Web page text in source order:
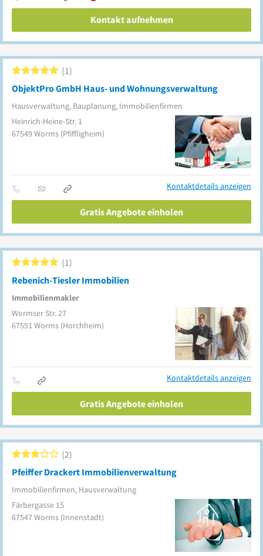
Kontakt aufnehmen
ObjektPro GmbH Haus- und Wohnungsverwaltung
Hausverwaltung, Bauplanung, Immobilienfirmen
1
Heinrich-Heine-Str. 1
67549Worms (Pfiffligheim)
Kontaktdetails anzeigen
Gratis Angebote einholen
Rebenich-Tiesler Immobilien
Immobilienmakler
1
Wormser Str. 27
67551 Worms (Horchheim)
Kontaktdetails anzeigen
Gratis Angebote einholen
Pfeiffer Drackert Immobilienverwaltung
Immobilienfirmen, Hausverwaltung
2
Färbergasse 15
67547Worms (Innenstadt)